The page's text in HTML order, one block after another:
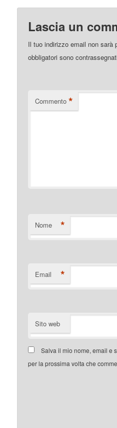
Lascia un
Il tuo indirizzo email non sarà
obbligatori sono
Commento *
Nome *
Email *
Sito web
Salva il mio nome, email e
per la prossima volta che